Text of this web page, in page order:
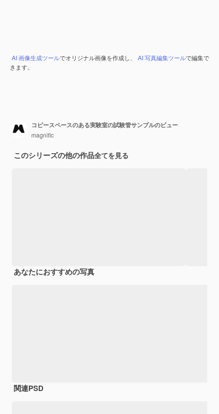
AI 画像生成ツールでオリジナル画像を作成し、 AI 写真編集ツールで編集で
きます。
コピースペースのある実験室の試験管サンプルのビュー
magnific
このシリーズの他の作品全てを見る
あなたにおすすめの写真
関連PSD